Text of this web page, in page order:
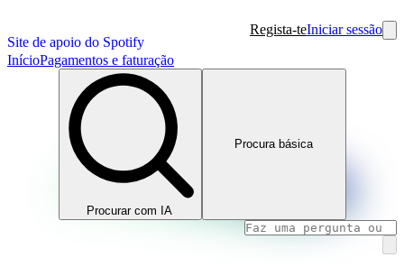
Site de apoio do Spotify
Regista-teIniciar sessão
InícioPagamentos e faturação
Procurar com IA
Procura básica